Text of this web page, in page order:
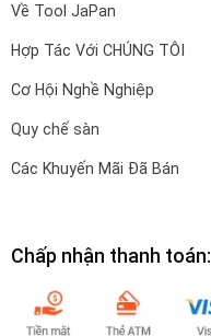
Về Tool JaPan
Hợp Tác Với CHÚNG TÔI
Cơ Hội Nghề Nghiệp
Quy chế sàn
Các Khuyến Mãi Đã Bán
Chấp nhận thanh toán: